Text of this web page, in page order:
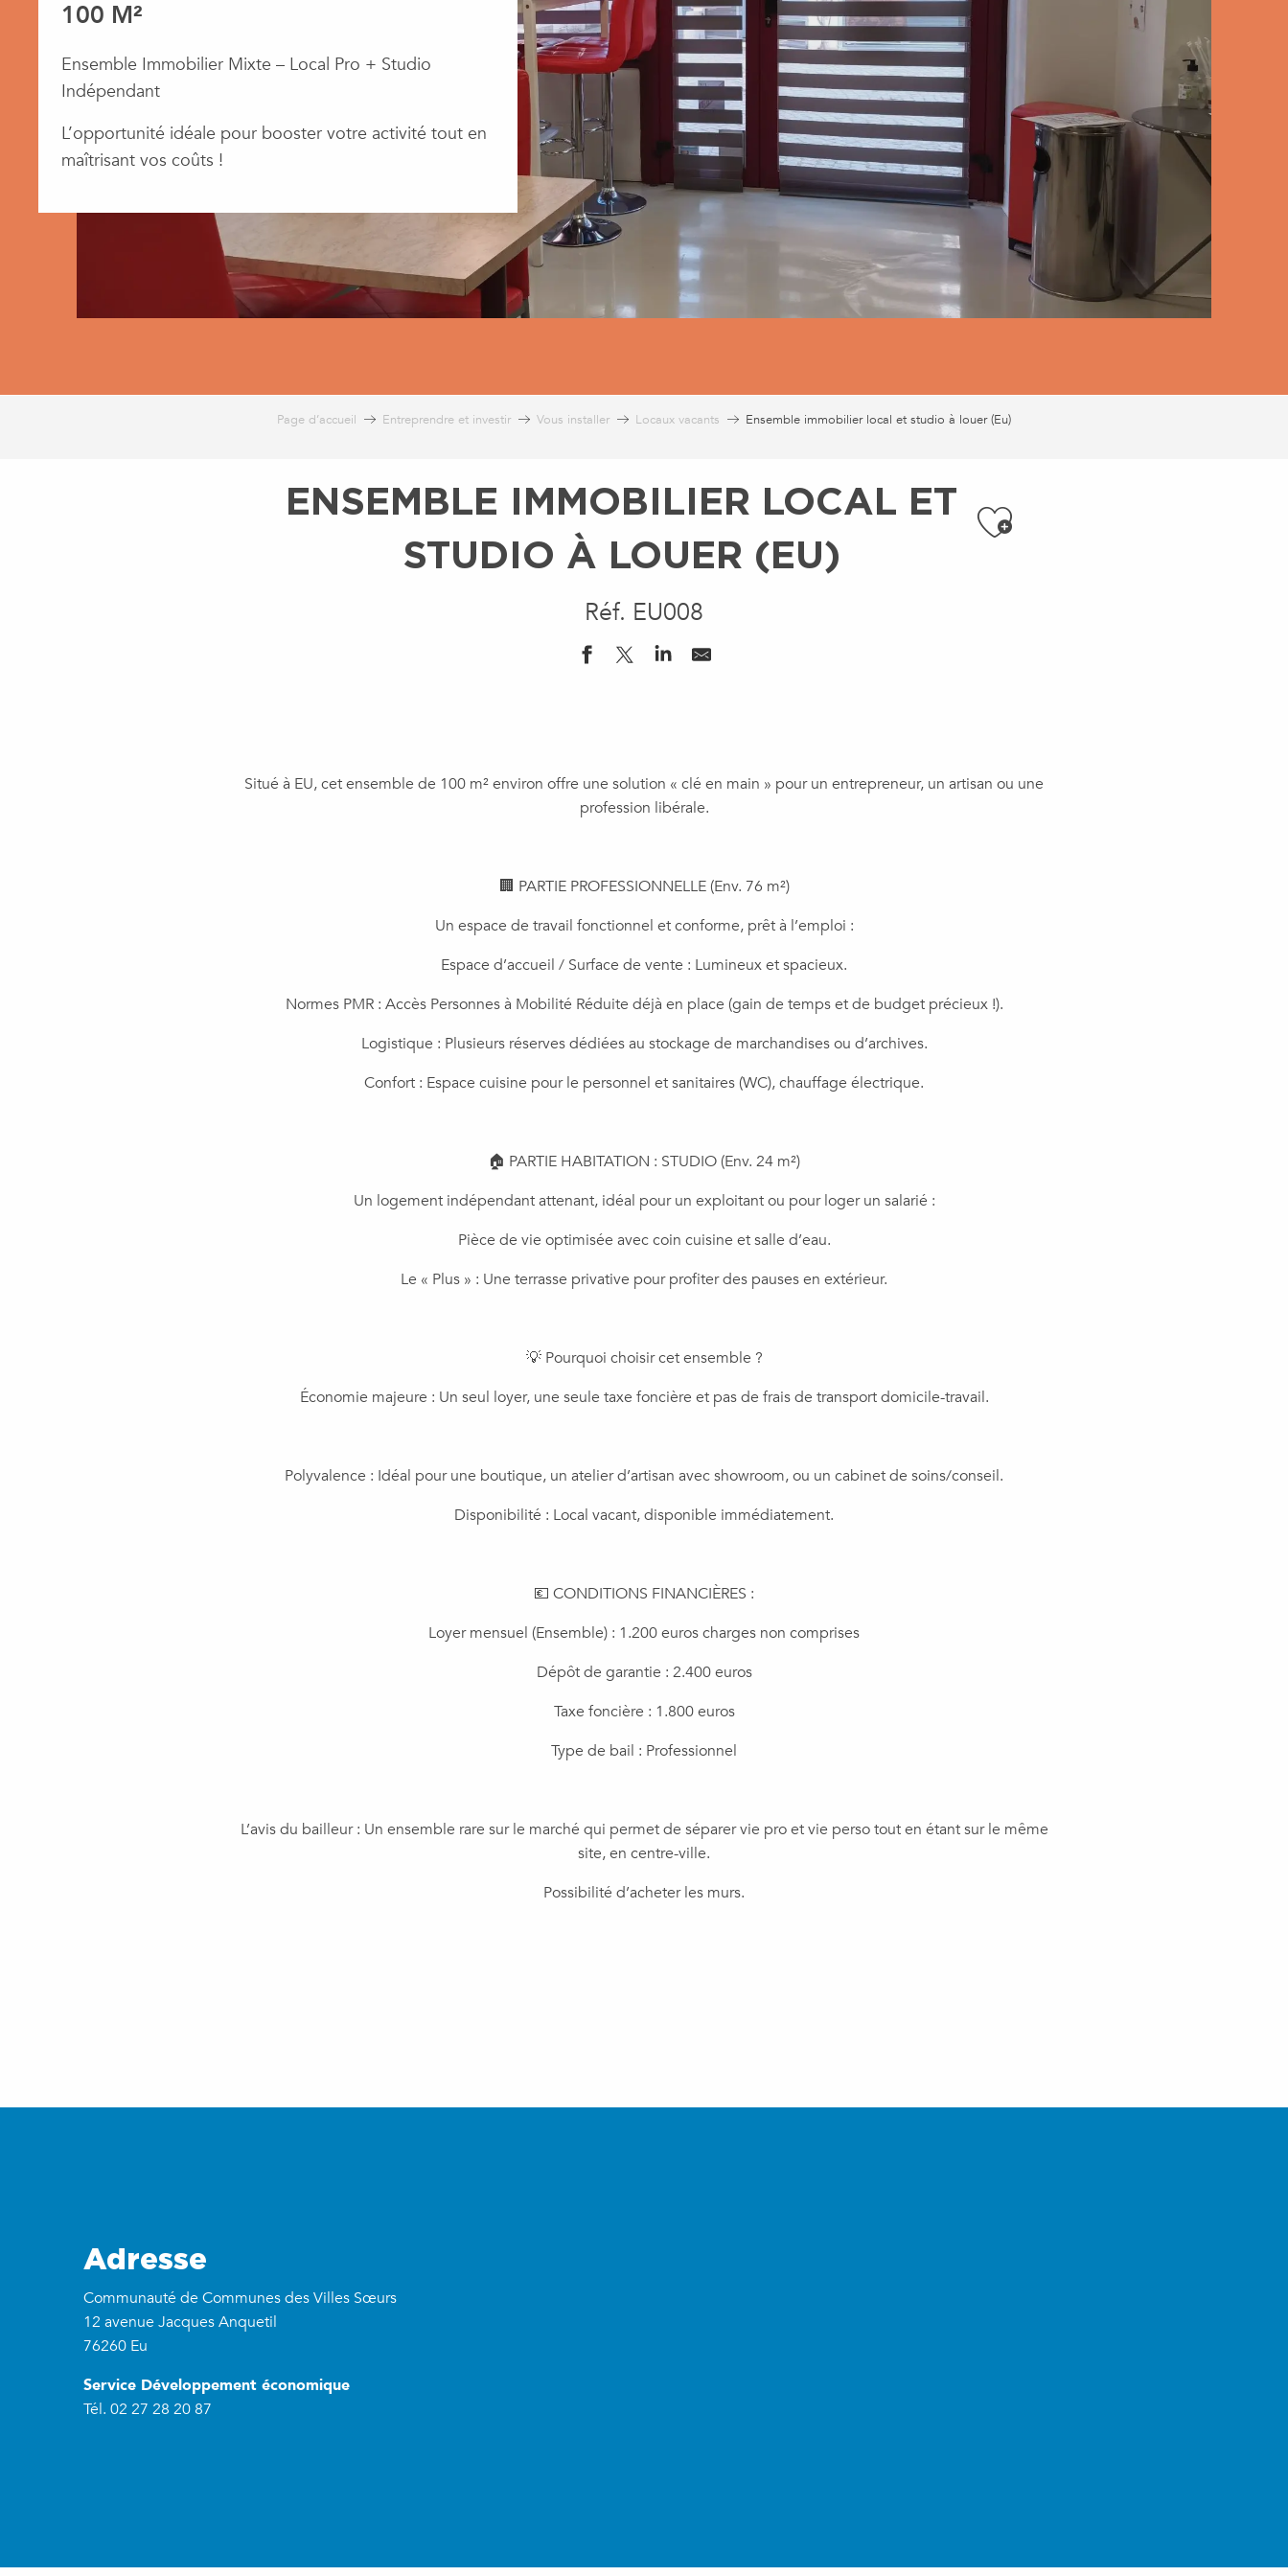
100 M²
Ensemble Immobilier Mixte – Local Pro + Studio
Indépendant
​L’opportunité idéale pour booster votre activité tout en
maîtrisant vos coûts !
Page d’accueil Entreprendre et investir Vous installer Locaux vacants Ensemble immobilier local et studio à louer (Eu)
ENSEMBLE IMMOBILIER LOCAL ET
STUDIO À LOUER (EU)
Ajouter aux
Réf. EU008
Situé à EU, cet ensemble de 100 m² environ offre une solution « clé en main » pour un entrepreneur, un artisan ou une
profession libérale.
​🏢 PARTIE PROFESSIONNELLE (Env. 76 m²)
​Un espace de travail fonctionnel et conforme, prêt à l’emploi :
​Espace d’accueil / Surface de vente : Lumineux et spacieux.
​Normes PMR : Accès Personnes à Mobilité Réduite déjà en place (gain de temps et de budget précieux !).
Logistique : Plusieurs réserves dédiées au stockage de marchandises ou d’archives.
​Confort : Espace cuisine pour le personnel et sanitaires (WC), chauffage électrique.
🏠 PARTIE HABITATION : STUDIO (Env. 24 m²)
​Un logement indépendant attenant, idéal pour un exploitant ou pour loger un salarié :
​Pièce de vie optimisée avec coin cuisine et salle d’eau.
​Le « Plus » : Une terrasse privative pour profiter des pauses en extérieur.
​💡 Pourquoi choisir cet ensemble ?
​Économie majeure : Un seul loyer, une seule taxe foncière et pas de frais de transport domicile-travail.
​Polyvalence : Idéal pour une boutique, un atelier d’artisan avec showroom, ou un cabinet de soins/conseil.
​Disponibilité : Local vacant, disponible immédiatement.
​💶 CONDITIONS FINANCIÈRES :
​Loyer mensuel (Ensemble) : 1.200 euros charges non comprises
​Dépôt de garantie : 2.400 euros
Taxe foncière : 1.800 euros
​Type de bail : Professionnel
​L’avis du bailleur : Un ensemble rare sur le marché qui permet de séparer vie pro et vie perso tout en étant sur le même
site, en centre-ville.
Possibilité d’acheter les murs.
Adresse
Communauté de Communes des Villes Sœurs
12 avenue Jacques Anquetil
76260 Eu
Service Développement économique
Tél. 02 27 28 20 87